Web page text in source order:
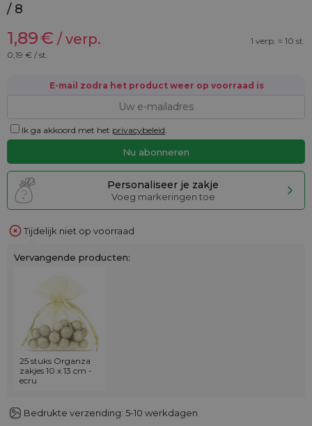
/ 8
1,89€ / verp.
1 verp. = 10 st.
0,19 € / st.
E-mail zodra het product weer op voorraad is
Ik ga akkoord met het privacybeleid.
Personaliseer je zakje
Voeg markeringen toe
Tijdelijk niet op voorraad
Vervangende producten:
25 stuks Organza
zakjes 10 x 13 cm -
ecru
Bedrukte verzending: 5-10 werkdagen